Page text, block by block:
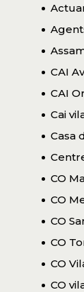
CAI
CAI
Cai
Casa
CO
CO
CO
CO
CO
CO